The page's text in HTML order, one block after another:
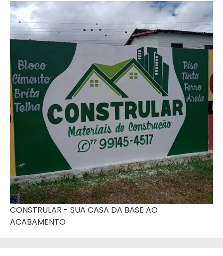
CONSTRULAR - SUA CASA DA BASE AO
ACABAMENTO